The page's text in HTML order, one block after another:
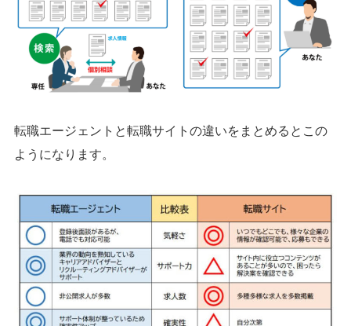
転職エージェントと転職サイトの違いをまとめるとこの
ようになります。